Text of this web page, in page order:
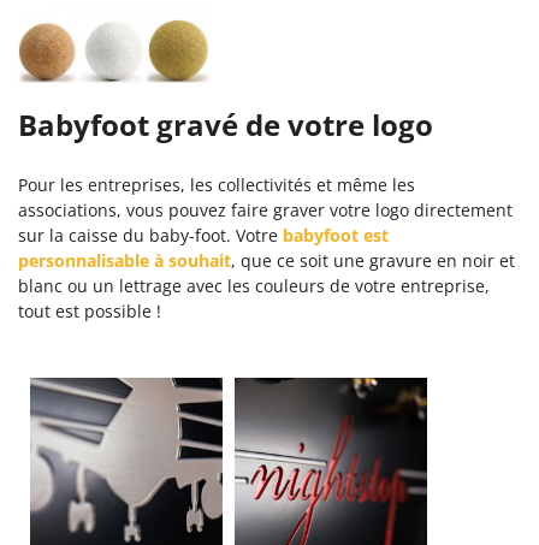
Babyfoot gravé de votre logo
Pour les entreprises, les collectivités et même les
associations, vous pouvez faire graver votre logo directement
sur la caisse du baby-foot. Votre babyfoot est
personnalisable à souhait, que ce soit une gravure en noir et
blanc ou un lettrage avec les couleurs de votre entreprise,
tout est possible !